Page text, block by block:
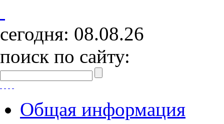
сегодня: 08.08.26
поиск по сайту:
Общая информация